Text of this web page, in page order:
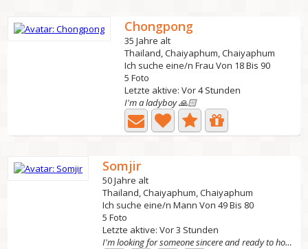
Chongpong
35 Jahre alt
Thailand, Chaiyaphum, Chaiyaphum
Ich suche eine/n Frau Von 18 Bis 90
5 Foto
Letzte aktive: Vor 4 Stunden
I'm a ladyboy 🙏🏻
Somjir
50 Jahre alt
Thailand, Chaiyaphum, Chaiyaphum
Ich suche eine/n Mann Von 49 Bis 80
5 Foto
Letzte aktive: Vor 3 Stunden
I'm looking for someone sincere and ready to hold hands...